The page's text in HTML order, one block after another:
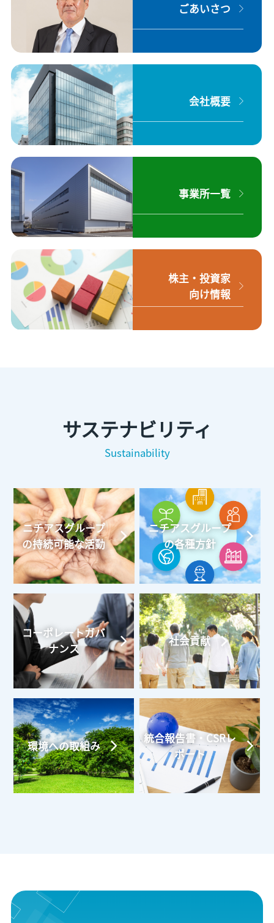
ごあいさつ
会社概要
事業所一覧
株主・投資家
向け情報
サステナビリティ
Sustainability
ニチアスグループ
の持続可能な活動
ニチアスグループ
の各種方針
コーポレートガバ
ナンス
社会貢献
環境への取組み
統合報告書・CSRレ
ポート